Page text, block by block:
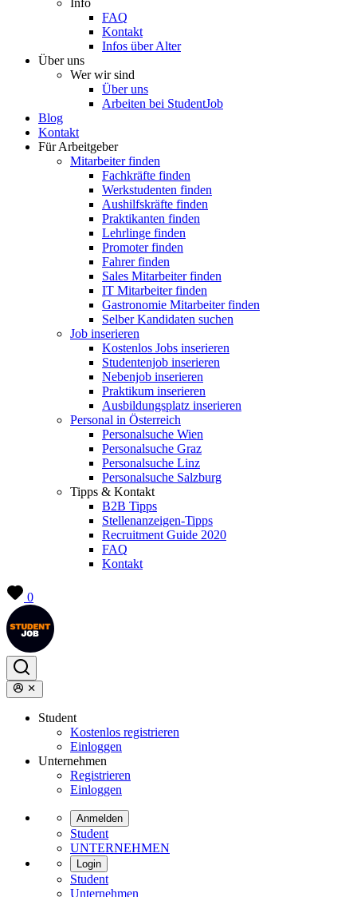
Info
FAQ
Kontakt
Infos über Alter
Über uns
Wer wir sind
Über uns
Arbeiten bei StudentJob
Blog
Kontakt
Für Arbeitgeber
Mitarbeiter finden
Fachkräfte finden
Werkstudenten finden
Aushilfskräfte finden
Praktikanten finden
Lehrlinge finden
Promoter finden
Fahrer finden
Sales Mitarbeiter finden
IT Mitarbeiter finden
Gastronomie Mitarbeiter finden
Selber Kandidaten suchen
Job inserieren
Kostenlos Jobs inserieren
Studentenjob inserieren
Nebenjob inserieren
Praktikum inserieren
Ausbildungsplatz inserieren
Personal in Österreich
Personalsuche Wien
Personalsuche Graz
Personalsuche Linz
Personalsuche Salzburg
Tipps & Kontakt
B2B Tipps
Stellenanzeigen-Tipps
Recruitment Guide 2020
FAQ
Kontakt
0
Student
Kostenlos registrieren
Einloggen
Unternehmen
Registrieren
Einloggen
Anmelden
Student
UNTERNEHMEN
Login
Student
Unternehmen